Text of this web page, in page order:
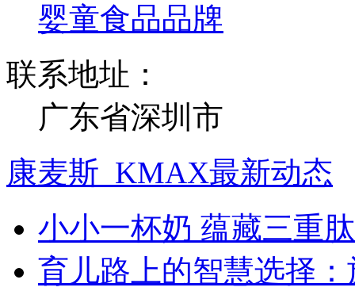
婴童食品品牌
联系地址：
广东省深圳市
康麦斯_KMAX最新动态
小小一杯奶 蕴藏三重
育儿路上的智慧选择